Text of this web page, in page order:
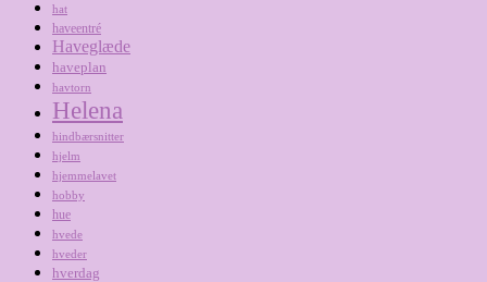
hat
haveentré
Haveglæde
haveplan
havtorn
Helena
hindbærsnitter
hjelm
hjemmelavet
hobby
hue
hvede
hveder
hverdag